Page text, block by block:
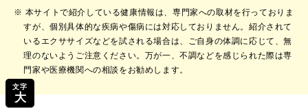
文字
大
本サイトで紹介している健康情報は、専門家への取材を行っておりま
すが、個別具体的な疾病や傷病には対応しておりません。紹介されて
いるエクササイズなどを試される場合は、ご自身の体調に応じて、無
理のないようご注意ください。万が一、不調などを感じられた際は専
門家や医療機関への相談をお勧めします。